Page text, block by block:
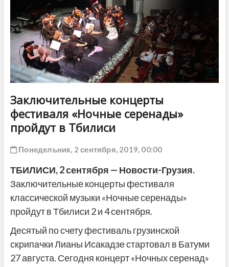
Заключительные концерты
фестиваля «Ночные серенады»
пройдут в Тбилиси
Понедельник, 2 сентября, 2019, 00:00
ТБИЛИСИ, 2 сентября — Новости-Грузия.
Заключительные концерты фестиваля
классической музыки «Ночные серенады»
пройдут в Тбилиси 2 и 4 сентября.
Десятый по счету фестиваль грузинской
скрипачки Лианы Исакадзе стартовал в Батуми
27 августа. Сегодня концерт «Ночных серенад»